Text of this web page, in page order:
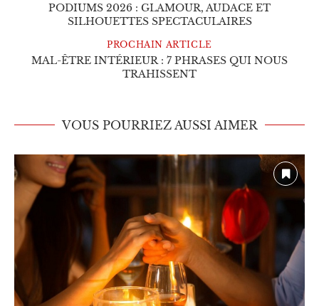
PODIUMS 2026 : GLAMOUR, AUDACE ET
SILHOUETTES SPECTACULAIRES
PROCHAIN ARTICLE
MAL-ÊTRE INTÉRIEUR : 7 PHRASES QUI NOUS
TRAHISSENT
VOUS POURRIEZ AUSSI AIMER